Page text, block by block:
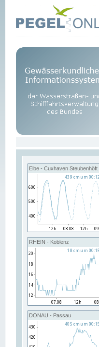
Elbe - Cuxhaven Steubenhöft
RHEIN - Koblenz
DONAU - Passau